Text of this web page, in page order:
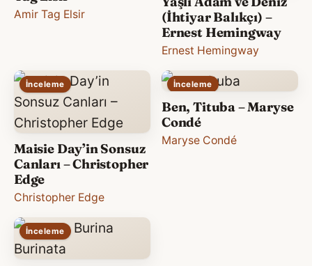
Amir Tag Elsir
(İhtiyar Balıkçı) –
Ernest Hemingway
Ernest Hemingway
İnceleme
Maisie Day’in Sonsuz
Canları – Christopher
Edge
Christopher Edge
İnceleme
Ben, Tituba – Maryse
Condé
Maryse Condé
İnceleme